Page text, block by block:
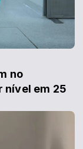
no
nível em 25